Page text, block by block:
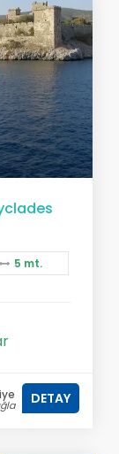
5 mt.
DETAY